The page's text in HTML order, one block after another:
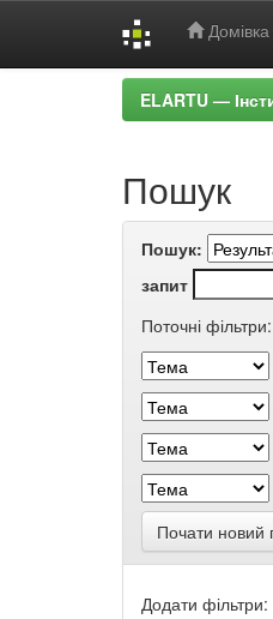
Домівка
ELARTU —
Пошук
Пошук:
запит
Поточні фільтри:
Почати новий
Додати фільтри: